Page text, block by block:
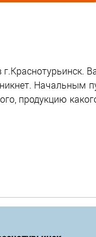
Начальным
продукцию